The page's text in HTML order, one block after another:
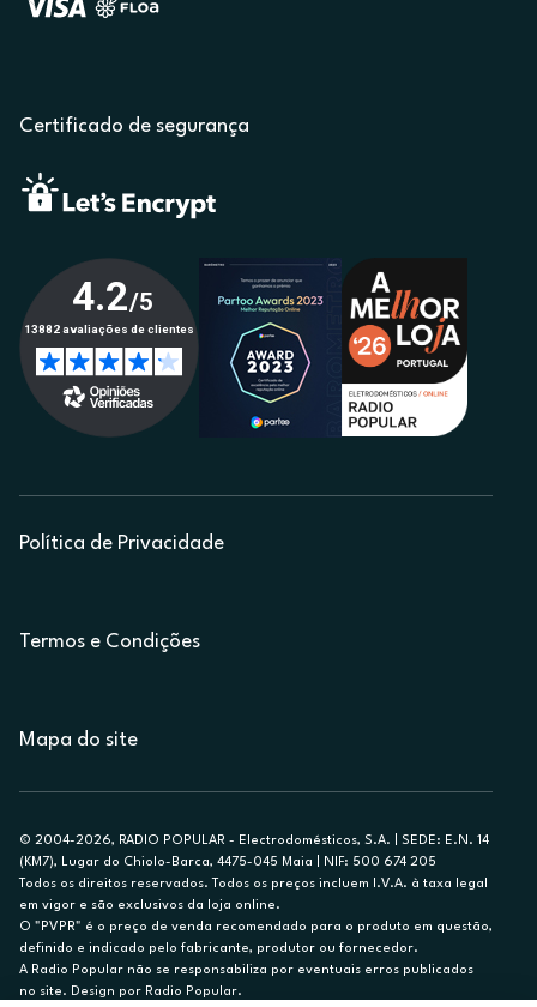
Certificado de segurança
Política de Privacidade
Termos e Condições
Mapa do site
© 2004-2026, RADIO POPULAR - Electrodomésticos, S.A. | SEDE: E.N. 14
(KM7), Lugar do Chiolo-Barca, 4475-045 Maia | NIF: 500 674 205
Todos os direitos reservados. Todos os preços incluem I.V.A. à taxa legal
em vigor e são exclusivos da loja online.
O "PVPR" é o preço de venda recomendado para o produto em questão,
definido e indicado pelo fabricante, produtor ou fornecedor.
A Radio Popular não se responsabiliza por eventuais erros publicados
no site. Design por Radio Popular.